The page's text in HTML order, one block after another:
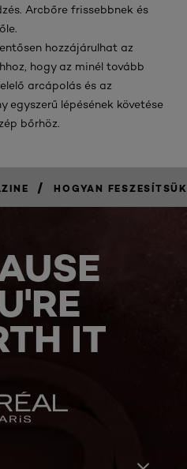
Arcbőre frissebbnek és
hozzájárulhat az
hogy az minél tovább
arcápolás és az
egyszerű lépésének követése
bőrhöz.
/ HOGYAN
IT